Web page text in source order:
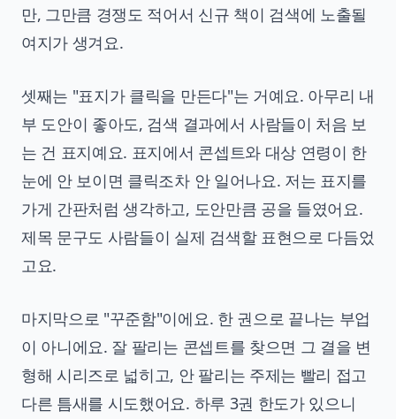
만, 그만큼 경쟁도 적어서 신규 책이 검색에 노출될
여지가 생겨요.
셋째는 "표지가 클릭을 만든다"는 거예요. 아무리 내
부 도안이 좋아도, 검색 결과에서 사람들이 처음 보
는 건 표지예요. 표지에서 콘셉트와 대상 연령이 한
눈에 안 보이면 클릭조차 안 일어나요. 저는 표지를
가게 간판처럼 생각하고, 도안만큼 공을 들였어요.
제목 문구도 사람들이 실제 검색할 표현으로 다듬었
고요.
마지막으로 "꾸준함"이에요. 한 권으로 끝나는 부업
이 아니에요. 잘 팔리는 콘셉트를 찾으면 그 결을 변
형해 시리즈로 넓히고, 안 팔리는 주제는 빨리 접고
다른 틈새를 시도했어요. 하루 3권 한도가 있으니